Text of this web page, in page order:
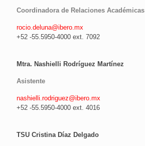
Coordinadora de Relaciones Académicas
rocio.deluna@ibero.mx
+52 -55.5950-4000 ext. 7092
Mtra. Nashielli Rodríguez Martínez
Asistente
nashielli.rodriguez@ibero.mx
+52 -55.5950-4000 ext. 4016
TSU Cristina Díaz Delgado